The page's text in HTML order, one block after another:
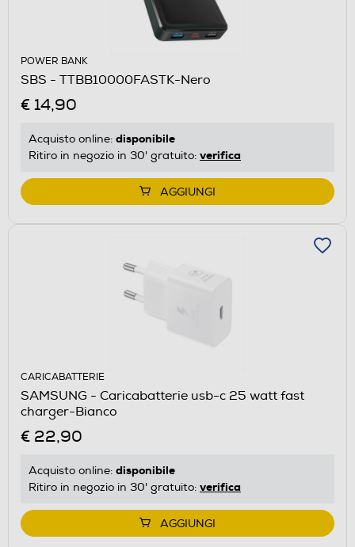
POWER BANK
SBS - TTBB10000FASTK-Nero
€ 14,90
Acquisto online: disponibile
Ritiro in negozio in 30' gratuito: verifica
AGGIUNGI
CARICABATTERIE
SAMSUNG - Caricabatterie usb-c 25 watt fast
charger-Bianco
€ 22,90
Acquisto online: disponibile
Ritiro in negozio in 30' gratuito: verifica
AGGIUNGI